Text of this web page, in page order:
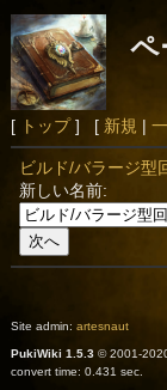
ペ
[ トップ] [ 新規 |
ビルド/バラージ型
新しい名前:
Site admin: artesnaut
PukiWiki 1.5.3© 2001-
convert time: 0.431 sec.